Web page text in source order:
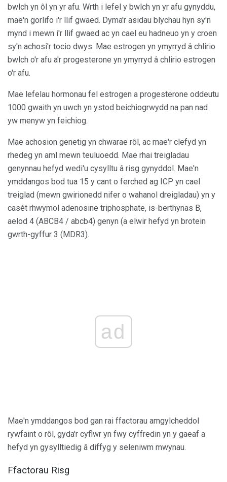
bwlch yn ôl yn yr afu. Wrth i lefel y bwlch yn yr afu gynyddu,
mae'n gorlifo i'r llif gwaed. Dyma'r asidau blychau hyn sy'n
mynd i mewn i'r llif gwaed ac yn cael eu hadneuo yn y croen
sy'n achosi'r tocio dwys. Mae estrogen yn ymyrryd â chlirio
bwlch o'r afu a'r progesterone yn ymyrryd â chlirio estrogen
o'r afu.
Mae lefelau hormonau fel estrogen a progesterone oddeutu
1000 gwaith yn uwch yn ystod beichiogrwydd na pan nad
yw menyw yn feichiog.
Mae achosion genetig yn chwarae rôl, ac mae'r clefyd yn
rhedeg yn aml mewn teuluoedd. Mae rhai treigladau
genynnau hefyd wedi'u cysylltu â risg gynyddol. Mae'n
ymddangos bod tua 15 y cant o ferched ag ICP yn cael
treiglad (mewn gwirionedd nifer o wahanol dreigladau) yn y
casét rhwymol adenosine triphosphate, is-berthynas B,
aelod 4 (ABCB4 / abcb4) genyn (a elwir hefyd yn brotein
gwrth-gyffur 3 (MDR3).
ad
Mae'n ymddangos bod gan rai ffactorau amgylcheddol
rywfaint o rôl, gyda'r cyflwr yn fwy cyffredin yn y gaeaf a
hefyd yn gysylltiedig â diffyg y seleniwm mwynau.
Ffactorau Risg